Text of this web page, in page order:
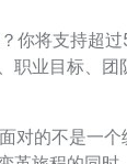
你将支持超
职业目标、
对的不是一